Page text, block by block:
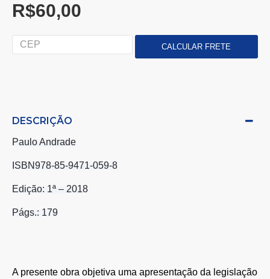
R$60,00
DESCRIÇÃO
Paulo Andrade
ISBN978-85-9471-059-8
Edição: 1ª – 2018
Págs.: 179
A presente obra objetiva uma apresentação da legislação